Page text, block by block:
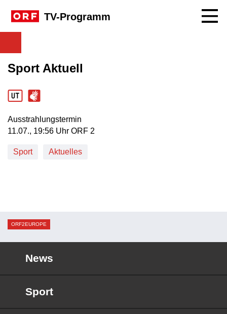
TV-Programm
Sport Aktuell
Ausstrahlungstermin
11. Juli, 19:56 Uhr in ORF 2
11.07., 19:56 Uhr ORF 2
Sport Aktuelles
ORF2EUROPE
News
Sport